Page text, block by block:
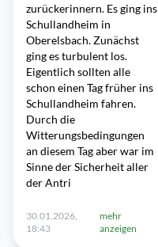
zurückerinnern. Es ging ins
Schullandheim in
Oberelsbach. Zunächst
ging es turbulent los.
Eigentlich sollten alle
schon einen Tag früher ins
Schullandheim fahren.
Durch die
Witterungsbedingungen
an diesem Tag aber war im
Sinne der Sicherheit aller
der Antri
30.01.2026,
18:43
mehr
anzeigen